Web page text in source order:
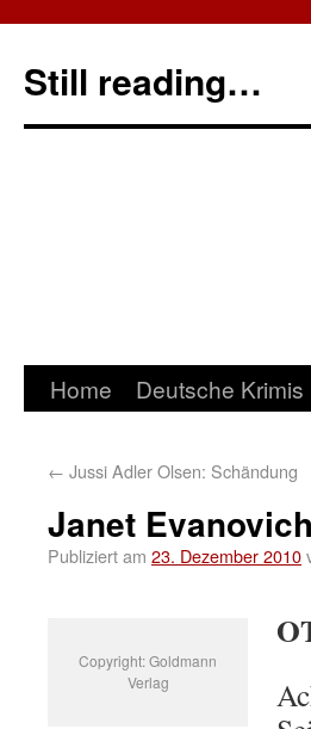
Still reading…
Home Deutsche Krimis
← Jussi Adler Olsen: Schändung
Janet
Publiziert am 23. Dezember 2010
Copyright: Goldmann
Verlag